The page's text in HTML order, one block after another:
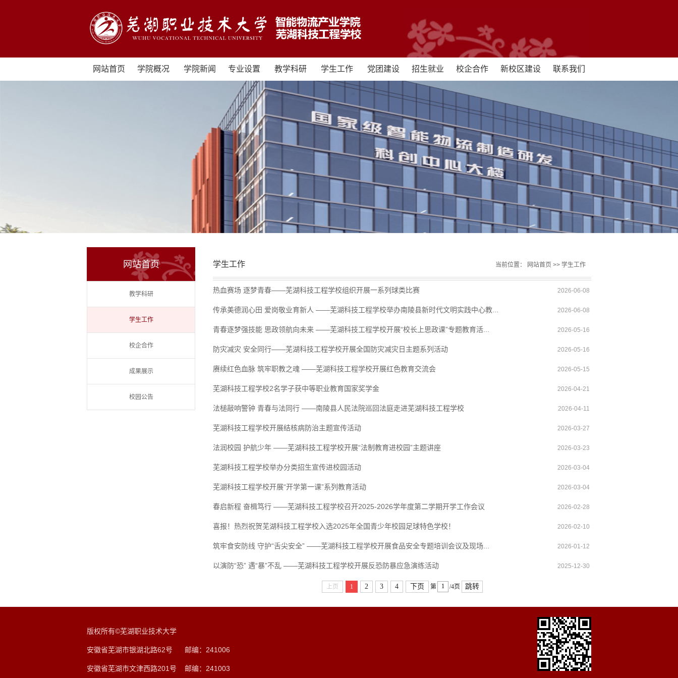
网站首页 学院概况 学院新闻 专业设置 教学科研 学生工作 党团建设 招生就业 校企合作 新校区建设 联系我们
网站首页
教学科研
学生工作
校企合作
成果展示
校园公告
学生工作 当前位置： 网站首页 >> 学生工作
热血赛场 逐梦青春——芜湖科技工程学校组织开展一系列球类比赛 2026-06-08
传承美德润心田 爱岗敬业育新人 ——芜湖科技工程学校举办南陵县新时代文明实践中心教... 2026-06-08
青春逐梦强技能 思政领航向未来 ——芜湖科技工程学校开展“校长上思政课”专题教育活... 2026-05-16
防灾减灾 安全同行——芜湖科技工程学校开展全国防灾减灾日主题系列活动 2026-05-16
赓续红色血脉 筑牢职教之魂 ——芜湖科技工程学校开展红色教育交流会 2026-05-15
芜湖科技工程学校2名学子获中等职业教育国家奖学金 2026-04-21
法槌敲响警钟 青春与法同行 ——南陵县人民法院巡回法庭走进芜湖科技工程学校 2026-04-11
芜湖科技工程学校开展结核病防治主题宣传活动 2026-03-27
法润校园 护航少年 ——芜湖科技工程学校开展“法制教育进校园”主题讲座 2026-03-23
芜湖科技工程学校举办分类招生宣传进校园活动 2026-03-04
芜湖科技工程学校开展“开学第一课”系列教育活动 2026-03-04
春启新程 奋楫笃行 ——芜湖科技工程学校召开2025-2026学年度第二学期开学工作会议 2026-02-28
喜报！热烈祝贺芜湖科技工程学校入选2025年全国青少年校园足球特色学校！ 2026-02-10
筑牢食安防线 守护“舌尖安全” ——芜湖科技工程学校开展食品安全专题培训会议及现场... 2026-01-12
以演防“恐” 遇“暴”不乱 ——芜湖科技工程学校开展反恐防暴应急演练活动 2025-12-30
上页 1 2 3 4 下页 第 /4页 跳转
版权所有©芜湖职业技术大学
安徽省芜湖市银湖北路62号 邮编：241006
安徽省芜湖市文津西路201号 邮编：241003